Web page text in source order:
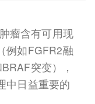
瘤含有可用现
例如FGFR2融
突变），
中日益重要的